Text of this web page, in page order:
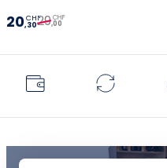
20,30
CHF29,00
CHF